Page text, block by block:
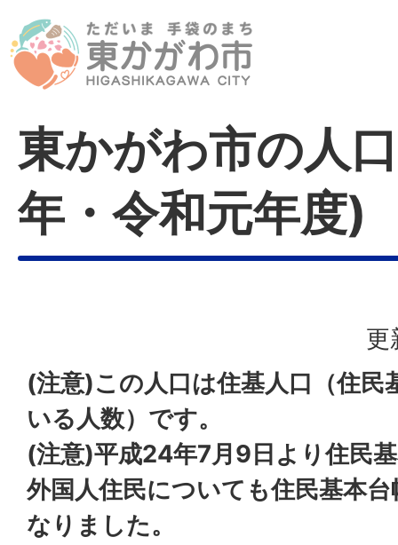
東かがわ市の人
年・令和元年度)
更
(注意)この人口は住基人口（住民
いる人数）です。
(注意)平成24年7月9日より住民
外国人住民についても住民基本
なりました。